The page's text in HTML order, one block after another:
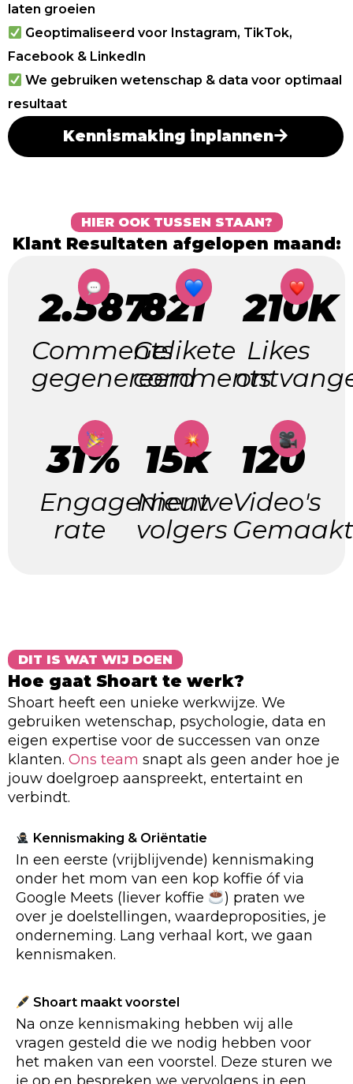
laten groeien
Geoptimaliseerd voor Instagram, TikTok,
Facebook & LinkedIn
We gebruiken wetenschap & data voor optimaal
resultaat
Kennismaking inplannen
HIER OOK TUSSEN STAAN?
Klant Resultaten afgelopen maand:
2.587
Comments
gegenereerd
821
Gelikete
comments
210K
Likes
31%
Engagement
rate
15k
Nieuwe
volgers
120
Video's
DIT IS WAT WIJ DOEN
Hoe gaat Shoart te werk?
Shoart heeft een unieke werkwijze. We
gebruiken wetenschap, psychologie, data en
eigen expertise voor de successen van onze
klanten. Ons team snapt als geen ander hoe je
jouw doelgroep aanspreekt, entertaint en
verbindt.
Kennismaking & Oriëntatie
In een eerste (vrijblijvende) kennismaking
onder het mom van een kop koffie óf via
Google Meets (liever koffie
) praten we
over je doelstellingen, waardeproposities, je
onderneming. Lang verhaal kort, we gaan
kennismaken.
Shoart maakt voorstel
Na onze kennismaking hebben wij alle
vragen gesteld die we nodig hebben voor
het maken van een voorstel. Deze sturen we